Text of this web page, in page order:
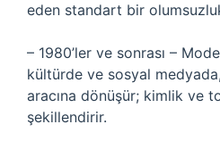
eden standart bir
– 1980’ler ve sonrası –
kültürde ve sosyal
aracına dönüşür; kimlik ve
şekillendirir.